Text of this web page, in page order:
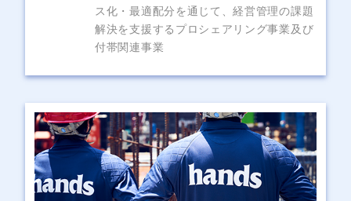
ス化・最適配分を通じて、経営管理の課題
解決を支援するプロシェアリング事業及び
付帯関連事業